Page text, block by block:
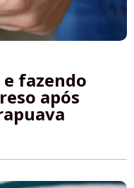
fazendo
após